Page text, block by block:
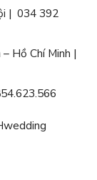
| 034 392
Hồ Chí Minh |